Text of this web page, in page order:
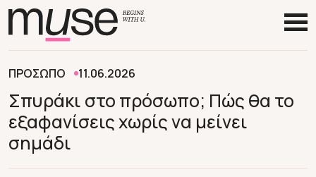
ΠΡΟΣΩΠΟ 11.06.2026
Σπυράκι στο πρόσωπο; Πώς θα το
εξαφανίσεις χωρίς να μείνει
σημάδι